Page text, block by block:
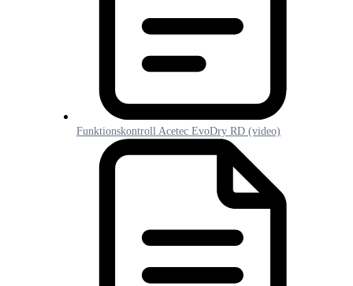
Funktionskontroll Acetec EvoDry RD (video)